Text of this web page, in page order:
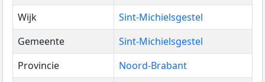
Wijk
Sint-Michielsgestel
Gemeente
Sint-Michielsgestel
Provincie
Noord-Brabant